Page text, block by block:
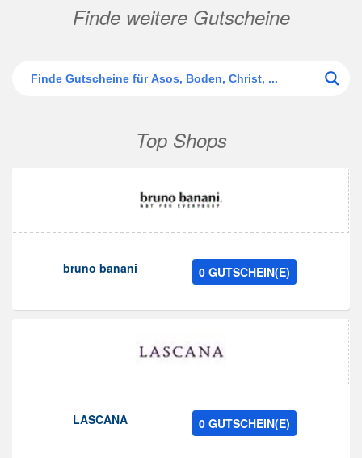
Finde weitere Gutscheine
Top Shops
bruno banani 0 GUTSCHEIN(E)
LASCANA 0 GUTSCHEIN(E)